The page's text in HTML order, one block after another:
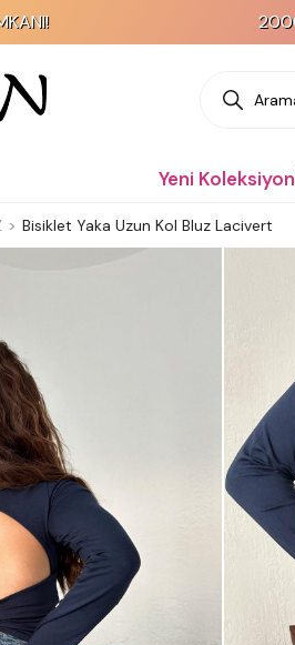
2000 TL
Yeni Koleksiyon
Bisiklet Yaka Uzun Kol Bluz Lacivert